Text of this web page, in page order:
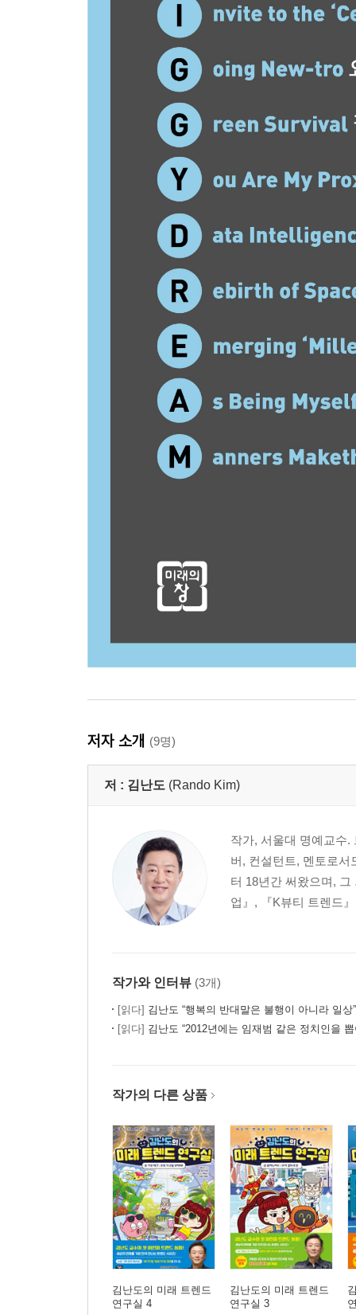
저자 소개 (9명)
저 : 김난도 (Rando Kim)
작가, 서울대 명예교수
버, 컨설턴트, 멘토로서
터 18년간 써왔으며,
업』, 『K뷰티 트렌드
작가와 인터뷰 (3개)
[읽다] 김난도 “행복의 반대말은 불행이 아니라 일상”
[읽다] 김난도 “2012년에는 임재범 같은 정치인을 뽑
작가의 다른 상품
김난도의 미래 트렌드
연구실 4
김난도의 미래 트렌드
연구실 3